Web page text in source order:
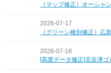
［マップ修正］オーシャ
2026-07-17
［グリーン種別修正］広
2026-07-16
[高度データ修正]北谷津ゴ